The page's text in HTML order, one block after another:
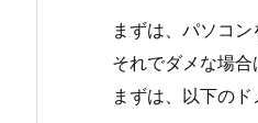
まずは、パソコ
それでダメな場合
まずは、以下の